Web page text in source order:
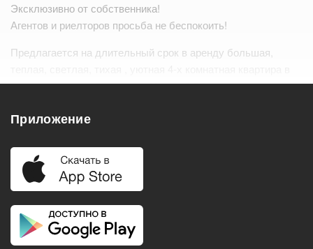
Эксклюзивно от собственника!
Агентов и риелторов просьба не беспокоить!
Предлагается на длительный срок в аренду большая,
премиальном клубном доме Невский-27 , расположенном в
Балкон
Холодильник
Телевизор
Кондиционер
Приложение